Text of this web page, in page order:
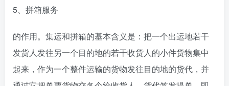
5、拼箱服务
的作用。集运和拼箱的基本含义是：把一个出运地若干
发货人发往另一个目的地的若干收货人的小件货物集中
起来，作为一个整件运输的货物发往目的地的货代，并